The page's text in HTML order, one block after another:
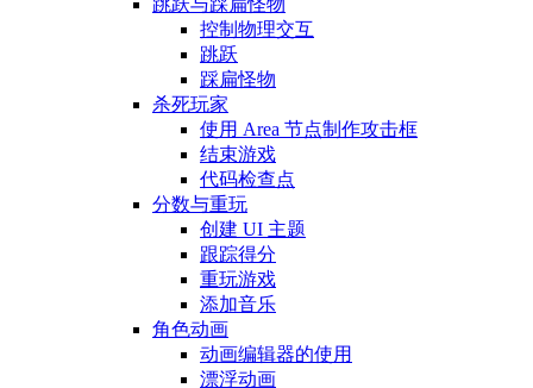
跳跃与踩扁怪物
控制物理交互
跳跃
踩扁怪物
杀死玩家
使用 Area 节点制作攻击框
结束游戏
代码检查点
分数与重玩
创建 UI 主题
跟踪得分
重玩游戏
添加音乐
角色动画
动画编辑器的使用
漂浮动画